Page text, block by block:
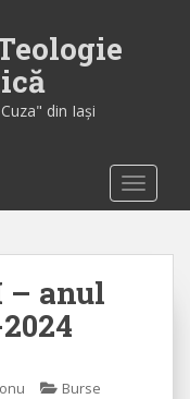
din Iaşi
– anul
Burse